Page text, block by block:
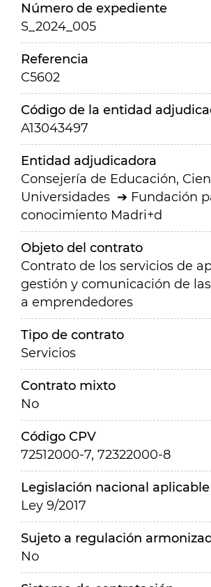
Número de expediente
S_2024_005
Referencia
C5602
Código de la entidad
A13043497
Entidad adjudicadora
Consejería de Educación,
Universidades
Fundación
conocimiento Madri+d
Objeto del contrato
Contrato de los servicios de
gestión y comunicación de
a emprendedores
Tipo de contrato
Servicios
Contrato mixto
No
Código CPV
72512000-7, 72322000-8
Legislación nacional aplicable
Ley 9/2017
Sujeto a regulación
No